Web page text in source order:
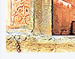
دوره، نمادها و
زمانه می‌باشد.